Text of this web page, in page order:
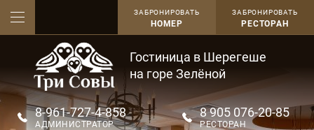
ЗАБРОНИРОВАТЬ
РЕСТОРАН
ЗАБРОНИРОВАТЬ
НОМЕР
Гостиница в Шерегеше
на горе Зелёной
8-961-727-4-858
АДМИНИСТРАТОР
8 905 076-20-85
РЕСТОРАН